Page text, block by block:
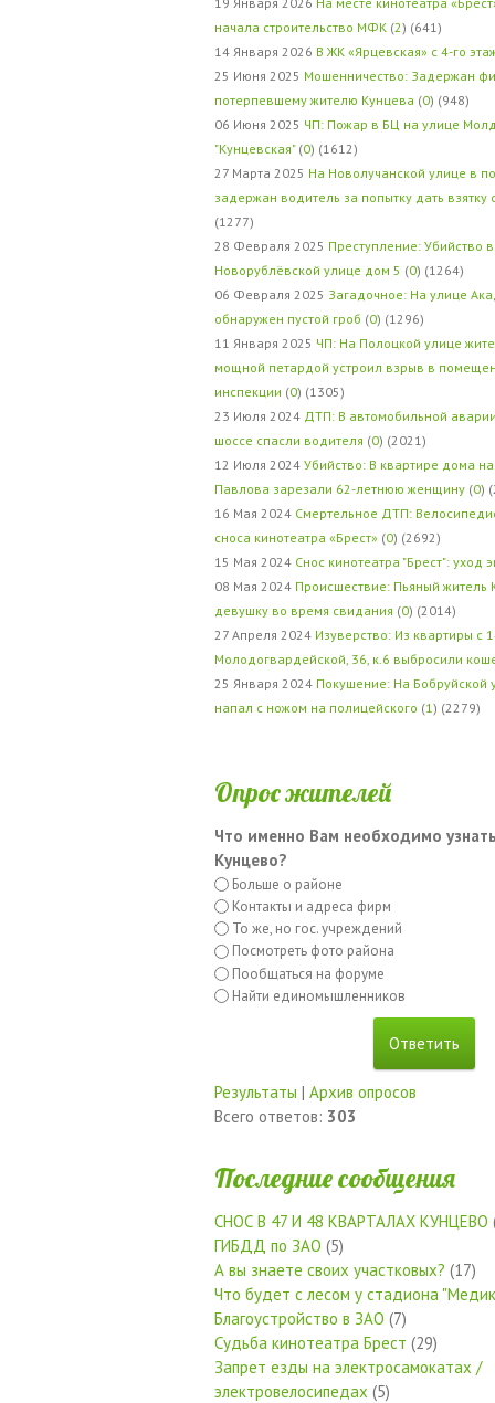
начала строительство МФК (2) (641)
14 Января 2026 В ЖК «Ярцевская» с 4-го
25 Июня 2025 Мошенничество: Задержан
потерпевшему жителю Кунцева (0) (948)
06 Июня 2025 ЧП: Пожар в БЦ на улице
"Кунцевская" (0) (1612)
27 Марта 2025 На Новолучанской улице в
задержан водитель за попытку дать
(1277)
28 Февраля 2025 Преступление: Убийство
Новорублёвской улице дом 5 (0) (1264)
06 Февраля 2025 Загадочное: На улице
обнаружен пустой гроб (0) (1296)
11 Января 2025 ЧП: На Полоцкой улице
мощной петардой устроил взрыв в
инспекции (0) (1305)
23 Июля 2024 ДТП: В автомобильной
шоссе спасли водителя (0) (2021)
12 Июля 2024 Убийство: В квартире дома
Павлова зарезали 62-летнюю женщину (0)
16 Мая 2024 Смертельное ДТП:
сноса кинотеатра «Брест» (0) (2692)
15 Мая 2024 Снос кинотеатра "Брест": уход
08 Мая 2024 Происшествие: Пьяный житель
девушку во время свидания (0) (2014)
27 Апреля 2024 Изуверство: Из квартиры с
Молодогвардейской, 36, к.6 выбросили
25 Января 2024 Покушение: На Бобруйской
напал с ножом на полицейского (1 ) (2279)
Опрос жителей
Что именно Вам необходимо
Кунцево?
Больше о районе
Контакты и адреса фирм
То же, но гос. учреждений
Посмотреть фото района
Пообщаться на форуме
Найти единомышленников
Результаты | Архив опросов
Всего ответов: 303
Последние сообщения
СНОС В 47 И 48 КВАРТАЛАХ КУНЦЕВО
ГИБДД по ЗАО (5)
А вы знаете своих участковых? (17)
Что будет с лесом у стадиона
Благоустройство в ЗАО (7)
Судьба кинотеатра Брест (29)
Запрет езды на электросамокатах /
электровелосипедах (5)